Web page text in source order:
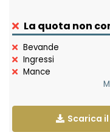
Assicurazione
Accompagnatore
La quota non
Bevande
Ingressi
Mance
Scarica